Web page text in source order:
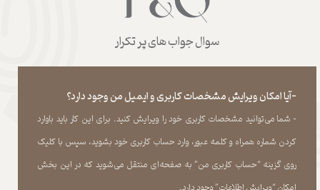
سوال جواب های پر تکرار
-آیا امکان ویرایش مشخصات کاربری و ایمیل من وجود دارد؟
- شما می‏‌توانید مشخصات کاربری خود را ویرایش کنید. برای این کار باید باوارد
کردن شماره همراه و کلمه عبور، وارد حساب کاربری خود بشوید، سپس با کلیک
روی گزینه “حساب کاربری من” به صفحه‏‌ای منتقل می‏‌شوید که در این بخش